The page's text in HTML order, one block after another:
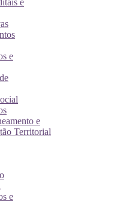
e
e
e
Territorial
e